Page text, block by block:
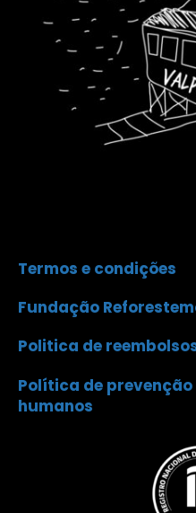
Termos e condições
Fundação
Politica de
Política de
humanos